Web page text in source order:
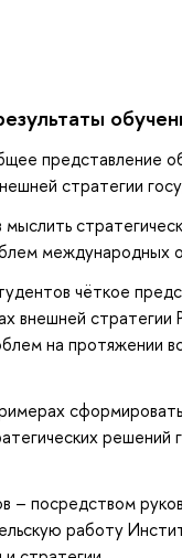
представление
стратегии
международных
чёткое
внешней стратегии
на протяжении
решений
– посредством
работу